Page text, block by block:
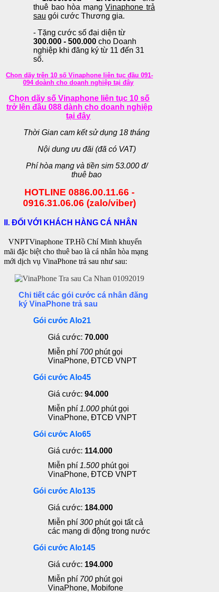
thuê bao hòa mạngVinaphone trả
sau gói cước Thương gia.
- Tặng cước số đại diện từ
300.000 - 500.000 cho Doanh
nghiệp khi đăng ký từ 11 đến 31
số.
Chọn dãy trên 10 số Vinaphone liên tục đầu 091-
094 doành cho doanh nghiệp tại đây
Chọn dãy số Vinaphone liên tục 10 số
trở lên đầu 088 dành cho doanh nghiệp
tại đây
Thời Gian cam kết sử dụng 18 tháng
Nội dung ưu đãi (đã có VAT)
Phí hòa mạng và tiền sim 53.000 đ/
thuê bao
HOTLINE 0886.00.11.66 -
0916.31.06.06 (zalo/viber)
II. ĐỐI VỚI KHÁCH HÀNG CÁ NHÂN
VNPTVinaphone TP.Hồ Chí Minh khuyến
mãi đặc biệt cho thuê bao là cá nhân hòa mạng
mới dịch vụ VinaPhone trả sau như sau:
Chi tiết các gói cước cá nhân đăng
ký VinaPhone trả sau
Gói cước Alo21
Giá cước: 70.000
Miễn phí 700 phút gọi
VinaPhone, ĐTCĐ VNPT
Gói cước Alo45
Giá cước: 94.000
Miễn phí 1.000 phút gọi
VinaPhone, ĐTCĐ VNPT
Gói cước Alo65
Giá cước: 114.000
Miễn phí 1.500 phút gọi
VinaPhone, ĐTCĐ VNPT
Gói cước Alo135
Giá cước: 184.000
Miễn phí 300 phút gọi tất cả
các mạng di động trong nước
Gói cước Alo145
Giá cước: 194.000
Miễn phí 700 phút gọi
VinaPhone, Mobifone